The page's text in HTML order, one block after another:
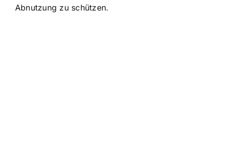
Abnutzung zu schützen.